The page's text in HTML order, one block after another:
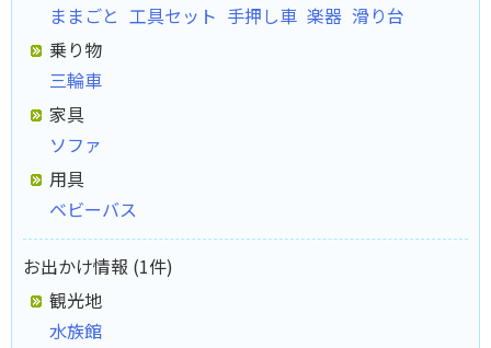
ままごと 工具セット 手押し車 楽器 滑り台
乗り物
三輪車
家具
ソファ
用具
ベビーバス
お出かけ情報 (1件)
観光地
水族館